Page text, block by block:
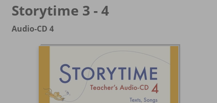
Storytime 3 - 4
Audio-CD 4